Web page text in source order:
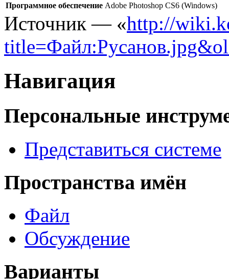
Программное обеспечение Adobe Photoshop CS6 (Windows)
Источник — «http://
Навигация
Персональные
Представиться системе
Пространства имён
Файл
Обсуждение
Варианты